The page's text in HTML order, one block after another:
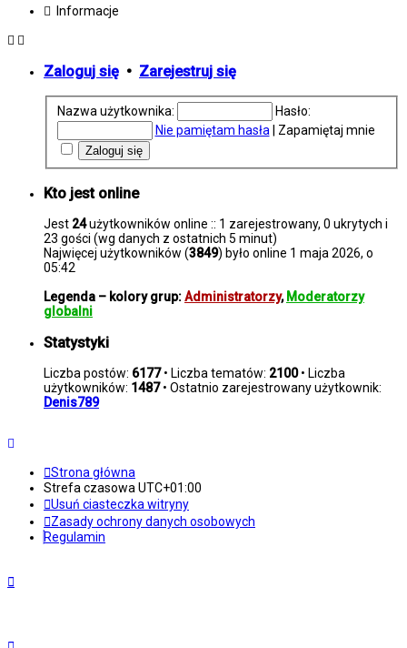
Informacje
Zaloguj się • Zarejestruj się
Nazwa użytkownika:
Hasło:
Nie pamiętam hasła
Zapamiętaj mnie
Kto jest online
Jest 24użytkowników online :: 1 zarejestrowany, 0 ukrytych i
23 gości (wg danych z ostatnich 5 minut)
Najwięcej użytkowników (3849) było online 1 maja 2026, o
05:42
Legenda – kolory grup:Administratorzy, Moderatorzy
globalni
Statystyki
Liczba postów: 6177• Liczba tematów: 2100• Liczba
użytkowników: 1487• Ostatnio zarejestrowany użytkownik:
Denis789
Strona główna
Strefa czasowa UTC+01:00
Usuń ciasteczka witryny
Zasady ochrony danych osobowych
Regulamin